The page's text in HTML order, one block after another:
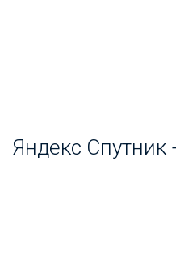
Яндекс Спутник